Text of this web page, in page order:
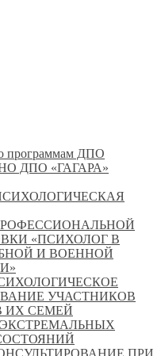
программам ДПО
ДПО «ГАГАРА»
«ПСИХОЛОГ В
И ВОЕННОЙ
УЧАСТНИКОВ
ИХ СЕМЕЙ
ПРИ